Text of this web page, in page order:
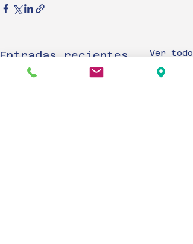
Entradas recientes Ver todo